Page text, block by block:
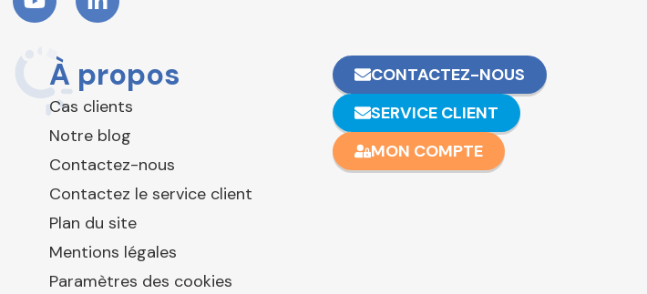
À propos
Cas clients
Notre blog
Contactez-nous
Contactez le service client
Plan du site
Mentions légales
Paramètres des cookies
CONTACTEZ-NOUS
SERVICE CLIENT
MON COMPTE